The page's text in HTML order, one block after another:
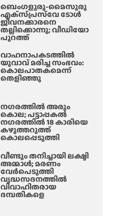
ബെംഗളൂരു-മൈസൂരു
എക്‌സ്‌പ്രസ്‌വേ ടോൾ
ജീവനക്കാരനെ
തല്ലിക്കൊന്നു; വീഡിയോ
പുറത്ത്
വാഹനാപകടത്തിൽ
യുവാവ് മരിച്ച സംഭവം:
കൊലപാതകമെന്ന്
തെളിഞ്ഞു
നഗരത്തിൽ അരും
കൊല; പട്ടാപ്പകൽ
നഗരത്തിൽ 18 കാരിയെ
കഴുത്തറുത്ത്
കൊലപ്പെടുത്തി
വീണ്ടും തനിച്ചായി ലക്ഷ്മി
അമ്മാള്‍; മരണം
വേർപെടുത്തി
വൃദ്ധസദനത്തില്‍
വിവാഹിതരായ
ദമ്പതികളെ